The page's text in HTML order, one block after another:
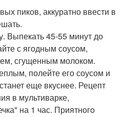
пиков, аккуратно ввести в
Выпекать 45-55 минут до
с ягодным соусом,
сгущенным молоком.
полейте его соусом и
еще вкуснее. Рецепт
в мультиварке,
на 1 час. Приятного